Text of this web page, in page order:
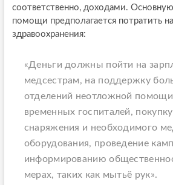
соответственно, доходами.
помощи предполагается потратить
здравоохранения:
«Деньги должны пойти на
медсестрам, на поддержку
отделений неотложной
временных госпиталей,
снаряжения и необходимого
оборудования, проведение
информированию
мерах, таких как мытьё рук».